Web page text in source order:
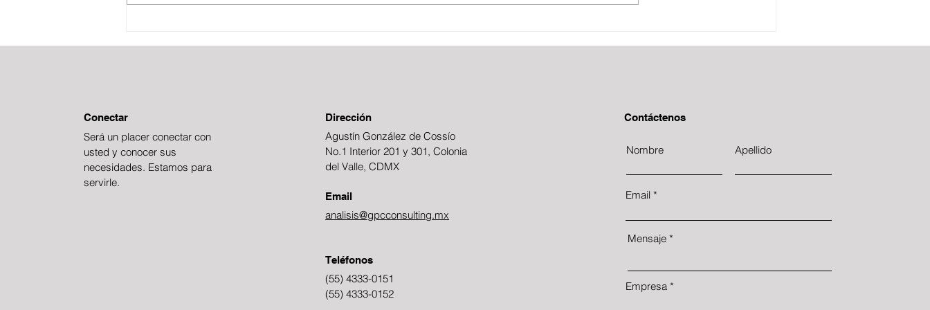
Conectar
Será un placer conectar con
usted y conocer sus
necesidades. Estamos para
servirle.
Dirección
Agustín González de Cossío
No.1 Interior 201 y 301, Colonia
del Valle, CDMX
Email
analisis@gpcconsulting.mx
Teléfonos
(55) 4333-0151
(55) 4333-0152
Contáctenos
Nombre Apellido
Email
Mensaje
Empresa